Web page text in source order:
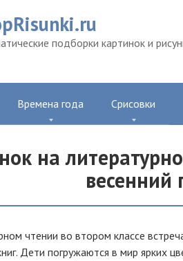
подборки картинок и
Времена года Срисовки
на
весенний
чтении во втором классе
Дети погружаются в мир ярких